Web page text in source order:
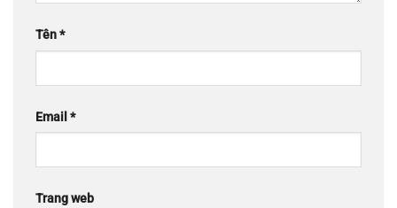
Tên*
Email *
Trang web